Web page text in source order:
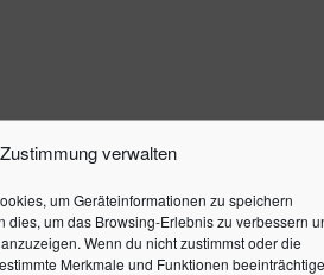
verwalten
um Geräteinformationen zu speichern
dies, um das Browsing-Erlebnis zu verbessern
Wenn du nicht zustimmst oder die
Merkmale und Funktionen